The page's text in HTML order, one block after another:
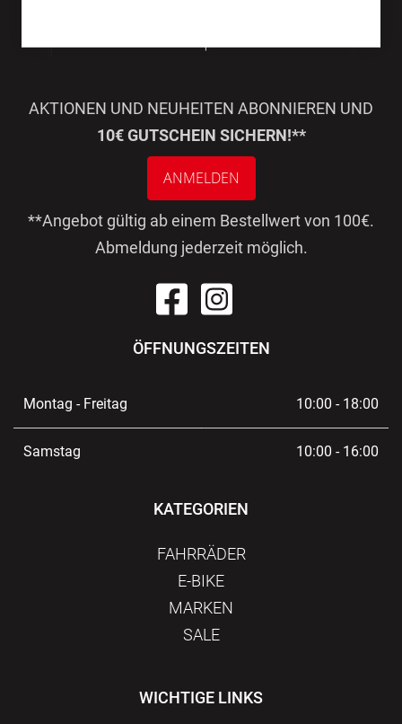
AKTIONEN UND NEUHEITEN ABONNIEREN UND
10€ GUTSCHEIN SICHERN!**
ANMELDEN
**Angebot gültig ab einem Bestellwert von 100€.
Abmeldung jederzeit möglich.
ÖFFNUNGSZEITEN
Montag - Freitag 10:00 - 18:00
Samstag 10:00 - 16:00
KATEGORIEN
FAHRRÄDER
E-BIKE
MARKEN
SALE
WICHTIGE LINKS